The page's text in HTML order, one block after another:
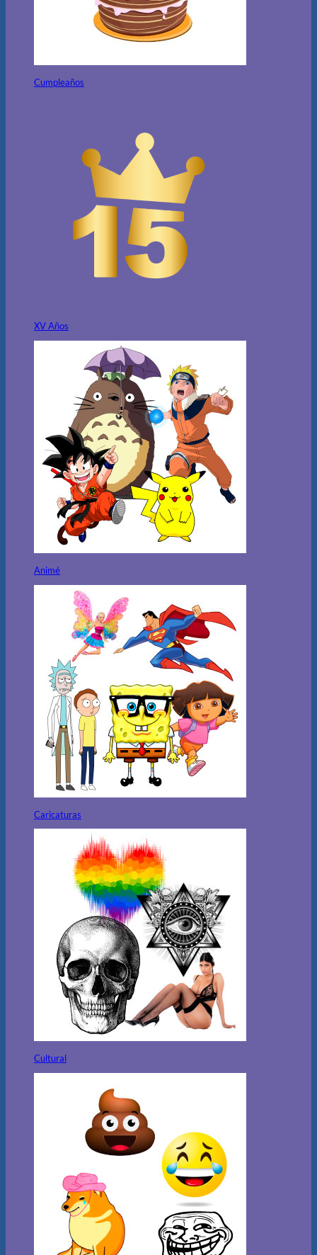
Cumpleaños
XV Años
Animé
Caricaturas
Cultural